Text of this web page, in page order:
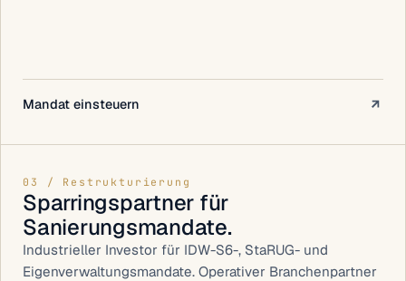
Mandat einsteuern
03 / Restrukturierung
Sparringspartner für
Sanierungsmandate.
Industrieller Investor für IDW-S6-, StaRUG- und
Eigenverwaltungsmandate. Operativer Branchenpartner